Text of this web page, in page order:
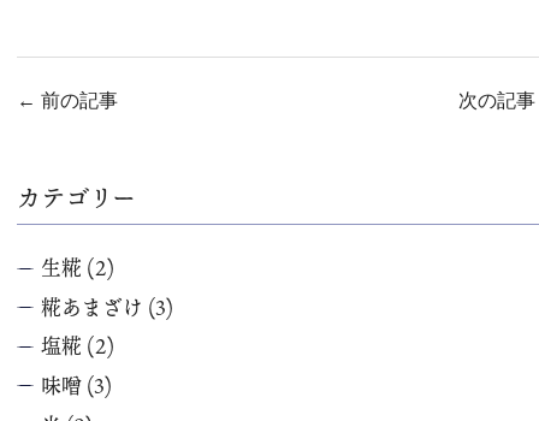
← 前の記事 次の記事
カテゴリー
生糀 (2)
糀あまざけ (3)
塩糀 (2)
味噌 (3)